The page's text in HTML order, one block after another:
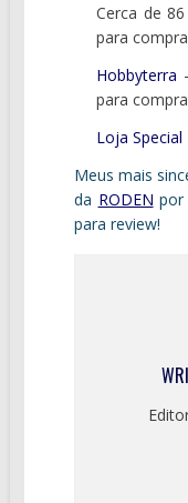
Cerca de
para
Hobbyterra
para
Loja Special
Meus mais
da RODEN por
para review!